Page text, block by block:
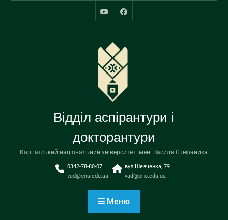
youtubefacebook
Відділ аспірантури і
докторантури
Карпатський національний університет імені Василя Стефаника
0342-78-80-07
vad@cnu.edu.ua
вул.Шевченка, 79
vad@pnu.edu.ua
Меню